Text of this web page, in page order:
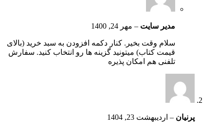
مدیر سایت – مهر 24, 1400
سلام وقت بخیر. کنار دکمه افزودن به سبد خرید (بالای
قیمت کتاب) میتونید گزینه ها رو انتخاب کنید. سفارش
تلفنی هم امکان پذیره
پرنیان – اردیبهشت 23, 1404